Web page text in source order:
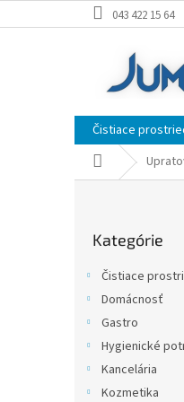
na
043 422 15 64
Čistiace
Domov
kategórie
Kategórie
Čistiace
Domácnosť
Gastro
Hygienické
Kancelária
Kozmetika